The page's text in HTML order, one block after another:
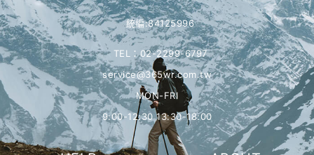
統編:84125996
TEL：02-2299-6797
service@365wr.com.tw
MON-FRI
9:00-12:30 13:30-18:00